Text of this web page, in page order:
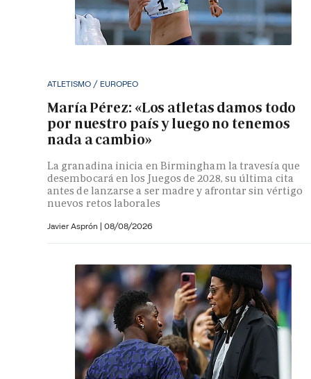
ATLETISMO / EUROPEO
María Pérez: «Los atletas damos todo
por nuestro país y luego no tenemos
nada a cambio»
La granadina inicia en Birmingham la travesía que
desembocará en los Juegos de 2028, su última cita
antes de lanzarse a ser madre y afrontar sin vértigo
nuevos retos laborales
Javier Asprón | 08/08/2026